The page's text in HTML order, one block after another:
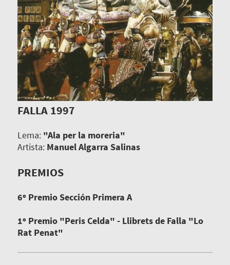
FALLA 1997
Lema: "Ala per la moreria"
Artista: Manuel Algarra Salinas
PREMIOS
6º Premio Sección Primera A
1º Premio "Peris Celda" - Llibrets de Falla "Lo
Rat Penat"